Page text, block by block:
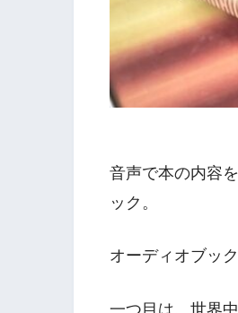
音声で本の内容
ック。
オーディオブッ
一つ目は、世界